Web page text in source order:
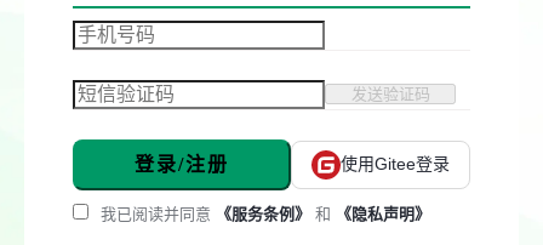
发送验证码
登录/注册 使用Gitee登录
我已阅读并同意 《服务条例》 和 《隐私声明》